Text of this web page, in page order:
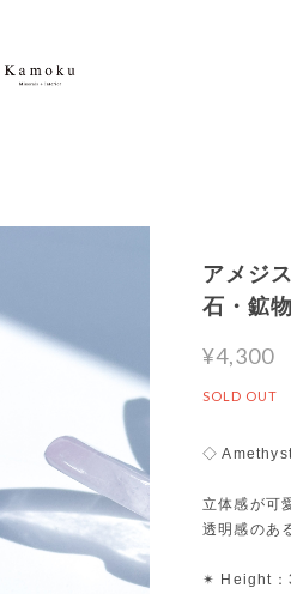
アメジ
石・鉱
¥4,300
SOLD OUT
◇
立体感が可
透明感のあ
✴︎ Height：